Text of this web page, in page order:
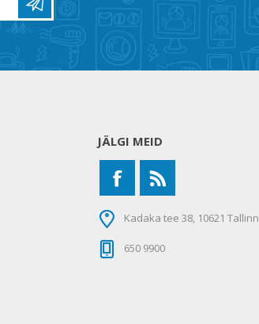
JÄLGI MEID
Kadaka tee 38, 10621 Tallinn
650 9900